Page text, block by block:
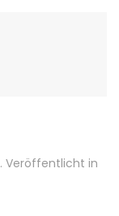
. Veröffentlicht in